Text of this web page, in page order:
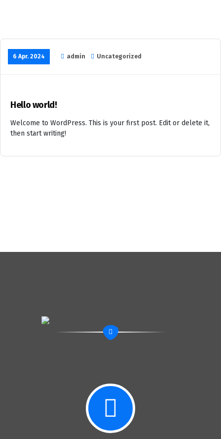
6 Apr. 2024 admin Uncategorized
Hello world!
Welcome to WordPress. This is your first post. Edit or delete it,
then start writing!